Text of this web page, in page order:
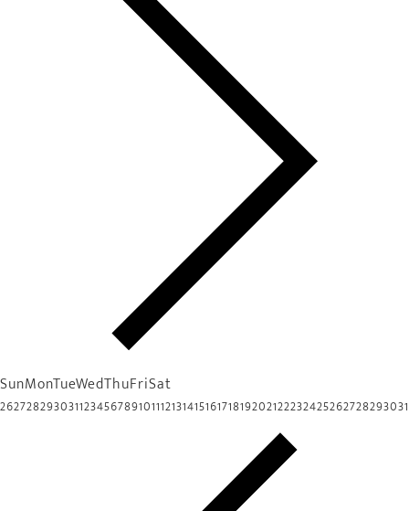
SunMonTueWedThuFriSat
26272829303112345678910111213141516171819202122232425262728293031